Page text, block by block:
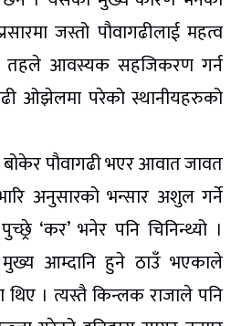
जस्तो पौवागढीलाई महत्व
तहले आवस्यक सहजिकरण गर्न
ओझेलमा परेको स्थानीयहरुको
पौवागढी भएर आवात जावत
अनुसारको भन्सार अशुल गर्ने
‘कर’ भनेर पनि चिनिन्थ्यो ।
मुख्य आम्दानि हुने ठाउँ भएकाले
। त्यस्तै किन्लक राजाले पनि